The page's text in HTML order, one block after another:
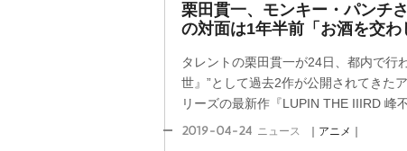
栗田貫一、モンキー・パンチ
の対面は1年半前「お酒を交わ
タレントの栗田貫一が24日、都内で行
世』”として過去2作が公開されてきた
リーズの最新作『LUPIN THE IIIRD 峰
2019-04-24 ニュース ｜アニメ｜